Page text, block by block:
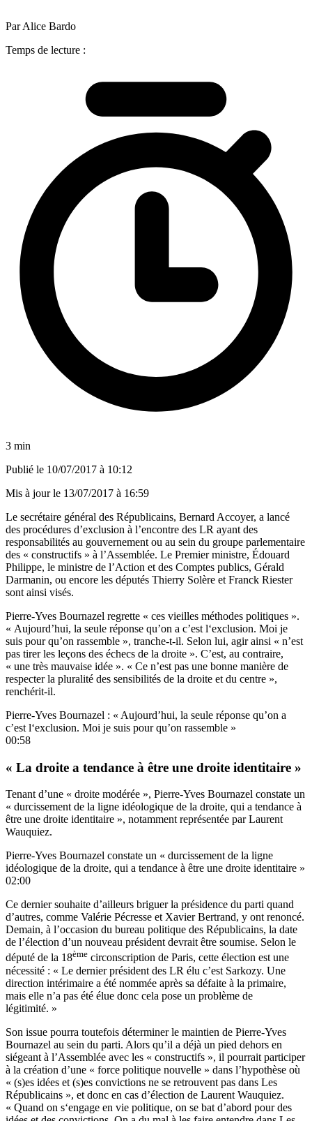
Par Alice Bardo
Temps de lecture :
3 min
Publié le 10/07/2017 à 10:12
Mis à jour le 13/07/2017 à 16:59
Le secrétaire général des Républicains, Bernard Accoyer, a lancé
des procédures d’exclusion à l’encontre des LR ayant des
responsabilités au gouvernement ou au sein du groupe parlementaire
des « constructifs » à l’Assemblée. Le Premier ministre, Édouard
Philippe, le ministre de l’Action et des Comptes publics, Gérald
Darmanin, ou encore les députés Thierry Solère et Franck Riester
sont ainsi visés.
Pierre-Yves Bournazel regrette « ces vieilles méthodes politiques ».
« Aujourd’hui, la seule réponse qu’on a c’est l‘exclusion. Moi je
suis pour qu’on rassemble », tranche-t-il. Selon lui, agir ainsi « n’est
pas tirer les leçons des échecs de la droite ». C’est, au contraire,
« une très mauvaise idée ». « Ce n’est pas une bonne manière de
respecter la pluralité des sensibilités de la droite et du centre »,
renchérit-il.
Pierre-Yves Bournazel : « Aujourd’hui, la seule réponse qu’on a
c’est l‘exclusion. Moi je suis pour qu’on rassemble »
00:58
« La droite a tendance à être une droite identitaire »
Tenant d’une « droite modérée », Pierre-Yves Bournazel constate un
« durcissement de la ligne idéologique de la droite, qui a tendance à
être une droite identitaire », notamment représentée par Laurent
Wauquiez.
Pierre-Yves Bournazel constate un « durcissement de la ligne
idéologique de la droite, qui a tendance à être une droite identitaire »
02:00
Ce dernier souhaite d’ailleurs briguer la présidence du parti quand
d’autres, comme Valérie Pécresse et Xavier Bertrand, y ont renoncé.
Demain, à l’occasion du bureau politique des Républicains, la date
de l’élection d’un nouveau président devrait être soumise. Selon le
député de la 18ème circonscription de Paris, cette élection est une
nécessité : « Le dernier président des LR élu c’est Sarkozy. Une
direction intérimaire a été nommée après sa défaite à la primaire,
mais elle n’a pas été élue donc cela pose un problème de
légitimité. »
Son issue pourra toutefois déterminer le maintien de Pierre-Yves
Bournazel au sein du parti. Alors qu’il a déjà un pied dehors en
siégeant à l’Assemblée avec les « constructifs », il pourrait participer
à la création d’une « force politique nouvelle » dans l’hypothèse où
« (s)es idées et (s)es convictions ne se retrouvent pas dans Les
Républicains », et donc en cas d’élection de Laurent Wauquiez.
« Quand on s‘engage en vie politique, on se bat d’abord pour des